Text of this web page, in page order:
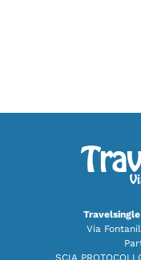
Travelsingle
Via
SCIA